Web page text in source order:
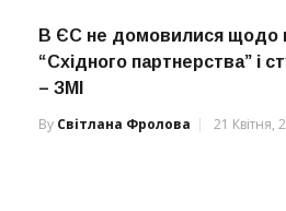
В ЄС не домовилися щодо
“Східного партнерства” і
– ЗМІ
By Світлана Фролова 21 Квітня,